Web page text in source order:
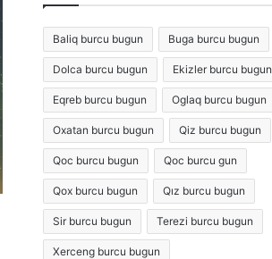
Baliq burcu bugun Buga burcu bugun
Dolca burcu bugun Ekizler burcu bugun
Eqreb burcu bugun Oglaq burcu bugun
Oxatan burcu bugun Qiz burcu bugun
Qoc burcu bugun Qoc burcu gun
Qox burcu bugun Qız burcu bugun
Sir burcu bugun Terezi burcu bugun
Xerceng burcu bugun